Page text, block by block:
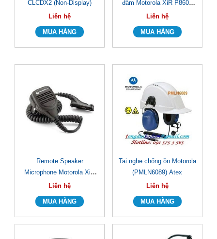
CLCDX2 (Non-Display)
Liên hệ
đàm Motorola XiR P8608
Ex UHF
Liên hệ
Remote Speaker
Microphone Motorola XiR
P8600/ XiR P8600i
(PMMN4040A)
Liên hệ
Tai nghe chống ồn Motorola
(PMLN6089) Atex
Liên hệ